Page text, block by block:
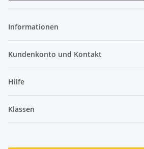
Informationen
Kundenkonto und Kontakt
Hilfe
Klassen